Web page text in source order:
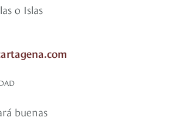
o Islas
buenas